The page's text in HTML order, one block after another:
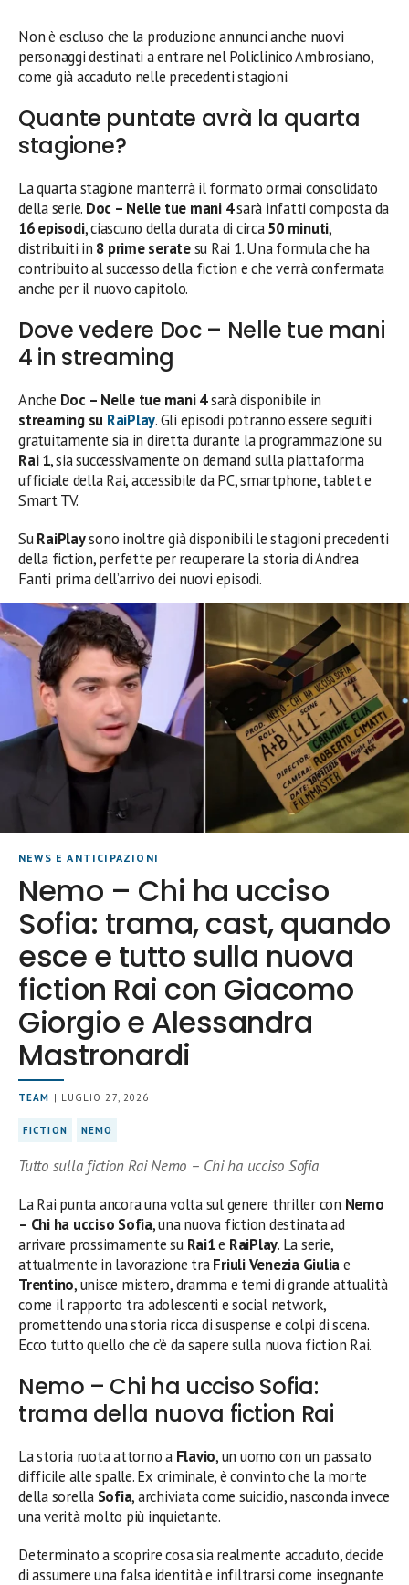
Non è escluso che la produzione annunci anche nuovi
personaggi destinati a entrare nel Policlinico Ambrosiano,
come già accaduto nelle precedenti stagioni.
Quante puntate avrà la quarta
stagione?
La quarta stagione manterrà il formato ormai consolidato
della serie. Doc – Nelle tue mani 4sarà infatti composta da
16 episodi, ciascuno della durata di circa50 minuti,
distribuiti in 8 prime seratesu Rai 1. Una formula che ha
contribuito al successo della fiction e che verrà confermata
anche per il nuovo capitolo.
Dove vedere Doc – Nelle tue mani
4 in streaming
Anche Doc – Nelle tue mani 4sarà disponibile in
streaming su RaiPlay. Gli episodi potranno essere seguiti
gratuitamente sia in diretta durante la programmazione su
Rai 1, sia successivamente on demand sulla piattaforma
ufficiale della Rai, accessibile da PC, smartphone, tablet e
Smart TV.
SuRaiPlaysono inoltre già disponibili le stagioni precedenti
della fiction, perfette per recuperare la storia di Andrea
Fanti prima dell’arrivo dei nuovi episodi.
NEWS E ANTICIPAZIONI
Nemo – Chi ha ucciso
Sofia: trama, cast, quando
esce e tutto sulla nuova
fiction Rai con Giacomo
Giorgio e Alessandra
Mastronardi
TEAM | LUGLIO 27, 2026
FICTION NEMO
Tutto sulla fiction Rai Nemo – Chi ha ucciso Sofia
La Rai punta ancora una volta sul genere thriller con Nemo
– Chi ha ucciso Sofia, una nuova fiction destinata ad
arrivare prossimamente su Rai1e RaiPlay. La serie,
attualmente in lavorazione traFriuli Venezia Giuliae
Trentino, unisce mistero, dramma e temi di grande attualità
come il rapporto tra adolescenti e social network,
promettendo una storia ricca di suspense e colpi di scena.
Ecco tutto quello che c’è da sapere sulla nuova fiction Rai.
Nemo – Chi ha ucciso Sofia:
trama della nuova fiction Rai
La storia ruota attorno a Flavio, un uomo con un passato
difficile alle spalle. Ex criminale, è convinto che la morte
della sorella Sofia, archiviata come suicidio, nasconda invece
una verità molto più inquietante.
Determinato a scoprire cosa sia realmente accaduto, decide
di assumere una falsa identità e infiltrarsi come insegnante